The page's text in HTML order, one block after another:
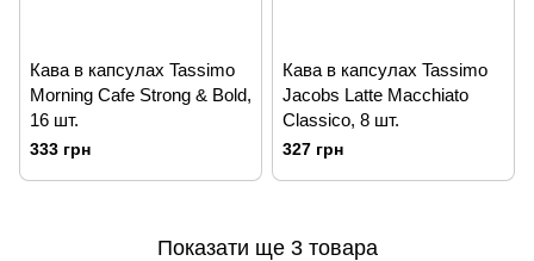
Кава в капсулах Tassimo
Morning Cafe Strong & Bold,
16 шт.
333 грн
Кава в капсулах Tassimo
Jacobs Latte Macchiato
Classico, 8 шт.
327 грн
Показати ще 3 товара